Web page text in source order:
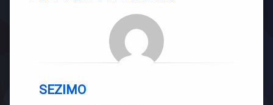
SEZIMO